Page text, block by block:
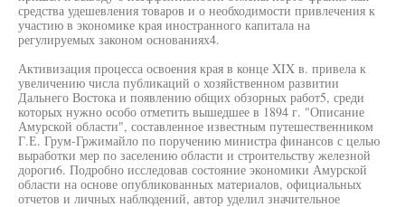
средства удешевления товаров и о необходимости привлечения к
участию в экономике края иностранного капитала на
регулируемых законом основаниях4.
Активизация процесса освоения края в конце XIX в. привела к
увеличению числа публикаций о хозяйственном развитии
Дальнего Востока и появлению общих обзорных работ5, среди
которых нужно особо отметить вышедшее в 1894 г. "Описание
Амурской области", составленное известным путешественником
Г.Е. Грум-Гржимайло по поручению министра финансов с целью
выработки мер по заселению области и строительству железной
дороги6. Подробно исследовав состояние экономики Амурской
области на основе опубликованных материалов, официальных
отчетов и личных наблюдений, автор уделил значительное